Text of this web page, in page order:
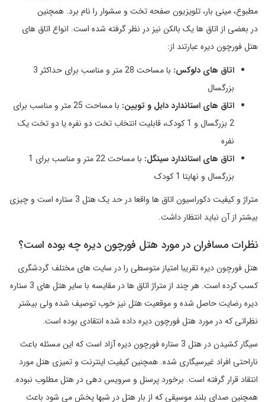
مطبوع، مینی بار، تلویزیون صفحه تخت و سشوار را نام برد. همچنین
در بعضی از اتاق ها یک بالکن نیز در نظر گرفته شده است. انواع اتاق های
هتل فورچون دیره عبارتند از:
اتاق های دلوکس:
با مساحت 28 متر و مناسب برای حداکثر 3
بزرگسال
اتاق های استاندارد دابل و تویین:
با مساحت 25 متر و مناسب برای
2 بزرگسال و 1 کودک، قابلیت انتخاب تخت دو نفره یا دو تخت یک
نفره
اتاق های استاندارد سینگل:
با مساحت 22 متر و مناسب برای 1
بزرگسال و نهایتا 1 کودک
متراژ و کیفیت دکوراسیون اتاق ها واقعا در حد یک هتل 3 ستاره است و چیزی
بیشتر از آن نباید انتظار داشت.
نظرات مسافران در مورد هتل فورچون دیره چه بوده است؟
هتل فورچون دیره تقریبا امتیاز متوسطی را در سایت های مختلف گردشگری
کسب کرده است. هر چند از متراژ اتاق ها در مقایسه با سایر هتل های 3 ستاره
دیره رضایت حاصل شده و موقعیت هتل نیز خوب توصیف شده ولی بیشتر
نظراتی که در مورد هتل فورچون دیره داده شده انتقادی بوده است.
سیگار کشیدن در هتل 3 ستاره فورچون دیره آزاد است که این مسئله باعث
ناراحتی افراد غیرسیگاری شده. همچنین کیفیت اینترنت و تمیزی هتل مورد
انتقاد قرار گرفته است. برخورد پرسنل و سرویس دهی در هتل مطلوب نبوده.
همچنین صدای بلند موسیقی که از بار هتل در شبها پخش می شود باعث